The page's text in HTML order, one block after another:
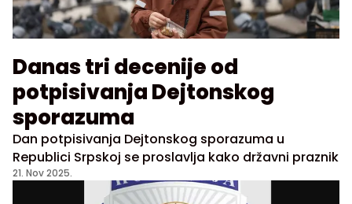
Danas tri decenije od
potpisivanja Dejtonskog
sporazuma
Dan potpisivanja Dejtonskog sporazuma u
Republici Srpskoj se proslavlja kako državni praznik
21. Nov 2025.